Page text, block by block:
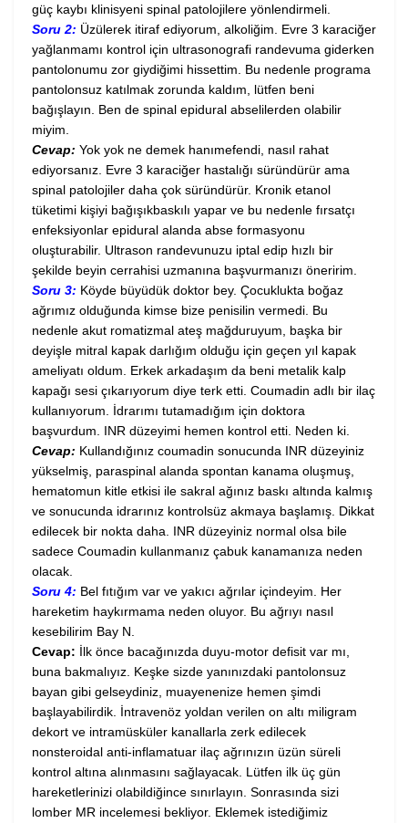
güç kaybı klinisyeni spinal patolojilere yönlendirmeli.
Soru 2: Üzülerek itiraf ediyorum, alkoliğim. Evre 3 karaciğer
yağlanmamı kontrol için ultrasonografi randevuma giderken
pantolonumu zor giydiğimi hissettim. Bu nedenle programa
pantolonsuz katılmak zorunda kaldım, lütfen beni
bağışlayın. Ben de spinal epidural abselilerden olabilir
miyim.
Cevap: Yok yok ne demek hanımefendi, nasıl rahat
ediyorsanız. Evre 3 karaciğer hastalığı süründürür ama
spinal patolojiler daha çok süründürür. Kronik etanol
tüketimi kişiyi bağışıkbaskılı yapar ve bu nedenle fırsatçı
enfeksiyonlar epidural alanda abse formasyonu
oluşturabilir. Ultrason randevunuzu iptal edip hızlı bir
şekilde beyin cerrahisi uzmanına başvurmanızı öneririm.
Soru 3: Köyde büyüdük doktor bey. Çocuklukta boğaz
ağrımız olduğunda kimse bize penisilin vermedi. Bu
nedenle akut romatizmal ateş mağduruyum, başka bir
deyişle mitral kapak darlığım olduğu için geçen yıl kapak
ameliyatı oldum. Erkek arkadaşım da beni metalik kalp
kapağı sesi çıkarıyorum diye terk etti. Coumadin adlı bir ilaç
kullanıyorum. İdrarımı tutamadığım için doktora
başvurdum. INR düzeyimi hemen kontrol etti. Neden ki.
Cevap: Kullandığınız coumadin sonucunda INR düzeyiniz
yükselmiş, paraspinal alanda spontan kanama oluşmuş,
hematomun kitle etkisi ile sakral ağınız baskı altında kalmış
ve sonucunda idrarınız kontrolsüz akmaya başlamış. Dikkat
edilecek bir nokta daha. INR düzeyiniz normal olsa bile
sadece Coumadin kullanmanız çabuk kanamanıza neden
olacak.
Soru 4: Bel fıtığım var ve yakıcı ağrılar içindeyim. Her
hareketim haykırmama neden oluyor. Bu ağrıyı nasıl
kesebilirim Bay N.
Cevap: İlk önce bacağınızda duyu-motor defisit var mı,
buna bakmalıyız. Keşke sizde yanınızdaki pantolonsuz
bayan gibi gelseydiniz, muayenenize hemen şimdi
başlayabilirdik. İntravenöz yoldan verilen on altı miligram
dekort ve intramüsküler kanallarla zerk edilecek
nonsteroidal anti-inflamatuar ilaç ağrınızın üzün süreli
kontrol altına alınmasını sağlayacak. Lütfen ilk üç gün
hareketlerinizi olabildiğince sınırlayın. Sonrasında sizi
lomber MR incelemesi bekliyor. Eklemek istediğimiz